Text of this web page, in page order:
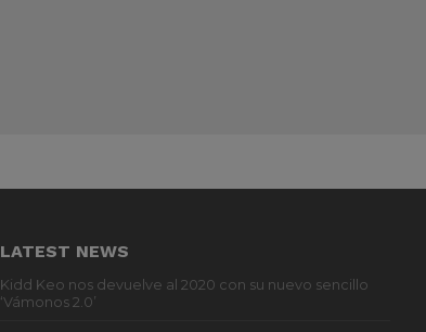
LATEST NEWS
Kidd Keo nos devuelve al 2020 con su nuevo sencillo
‘Vámonos 2.0’